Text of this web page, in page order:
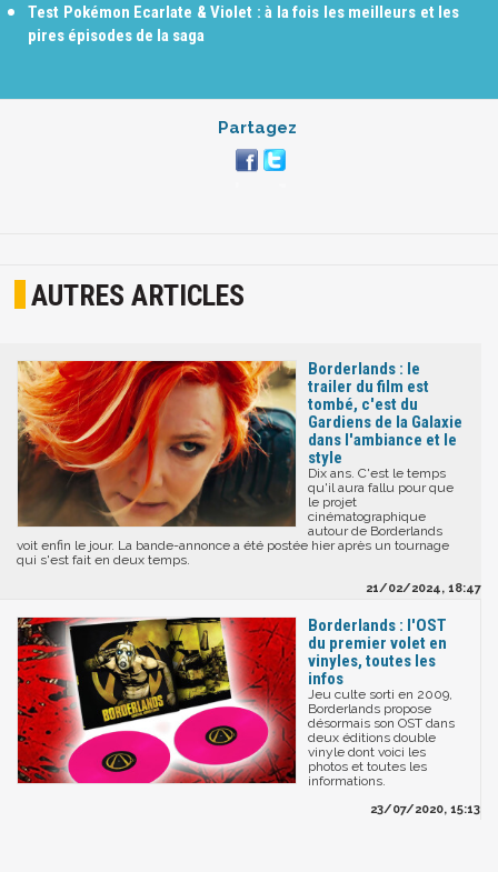
Test Pokémon Ecarlate & Violet : à la fois les meilleurs et les
pires épisodes de la saga
Partagez
AUTRES ARTICLES
Borderlands : le
trailer du film est
tombé, c'est du
Gardiens de la Galaxie
dans l'ambiance et le
style
Dix ans. C'est le temps
qu'il aura fallu pour que
le projet
cinématographique
autour de Borderlands
voit enfin le jour. La bande-annonce a été postée hier après un tournage
qui s'est fait en deux temps.
21/02/2024, 18:47
Borderlands : l'OST
du premier volet en
vinyles, toutes les
infos
Jeu culte sorti en 2009,
Borderlands propose
désormais son OST dans
deux éditions double
vinyle dont voici les
photos et toutes les
informations.
23/07/2020, 15:13